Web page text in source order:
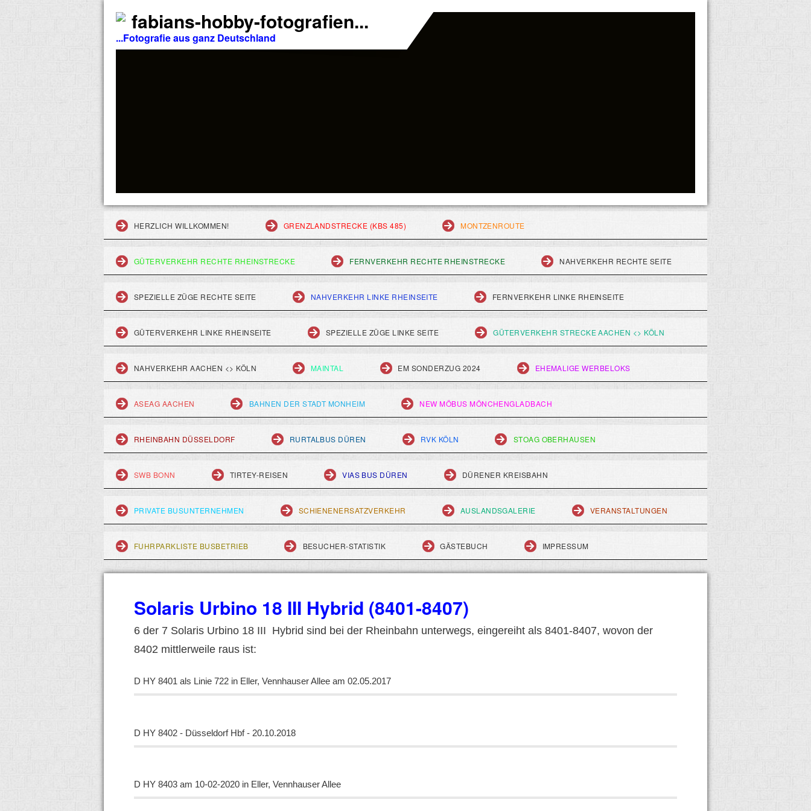
fabians-hobby-fotografien...
...Fotografie aus ganz Deutschland
HERZLICH WILLKOMMEN! GRENZLANDSTRECKE (KBS 485) MONTZENROUTE
GÜTERVERKEHR RECHTE RHEINSTRECKE FERNVERKEHR RECHTE RHEINSTRECKE NAHVERKEHR RECHTE SEITE
SPEZIELLE ZÜGE RECHTE SEITE NAHVERKEHR LINKE RHEINSEITE FERNVERKEHR LINKE RHEINSEITE
GÜTERVERKEHR LINKE RHEINSEITE SPEZIELLE ZÜGE LINKE SEITE GÜTERVERKEHR STRECKE AACHEN <> KÖLN
NAHVERKEHR AACHEN <> KÖLN MAINTAL EM SONDERZUG 2024 EHEMALIGE WERBELOKS
ASEAG AACHEN BAHNEN DER STADT MONHEIM NEW MÖBUS MÖNCHENGLADBACH
RHEINBAHN DÜSSELDORF RURTALBUS DÜREN RVK KÖLN STOAG OBERHAUSEN
SWB BONN TIRTEY-REISEN VIAS BUS DÜREN DÜRENER KREISBAHN
PRIVATE BUSUNTERNEHMEN SCHIENENERSATZVERKEHR AUSLANDSGALERIE VERANSTALTUNGEN
FUHRPARKLISTE BUSBETRIEB BESUCHER-STATISTIK GÄSTEBUCH IMPRESSUM
Solaris Urbino 18 III Hybrid (8401-8407)
6 der 7 Solaris Urbino 18 III Hybrid sind bei der Rheinbahn unterwegs, eingereiht als 8401-8407, wovon der
8402 mittlerweile raus ist:
D HY 8401 als Linie 722 in Eller, Vennhauser Allee am 02.05.2017
D HY 8402 - Düsseldorf Hbf - 20.10.2018
D HY 8403 am 10-02-2020 in Eller, Vennhauser Allee